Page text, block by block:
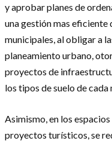
y aprobar planes de
una gestión mas eficiente
municipales, al obligar a
planeamiento urbano,
proyectos de
los tipos de suelo de cada
Asimismo, en los
proyectos turísticos, se